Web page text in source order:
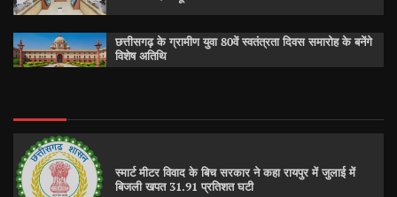
छत्तीसगढ़ के ग्रामीण युवा 80वें स्वतंत्रता दिवस समारोह के बनेंगे
विशेष अतिथि
स्मार्ट मीटर विवाद के बिच सरकार ने कहा रायपुर में जुलाई में
बिजली खपत 31.91 प्रतिशत घटी